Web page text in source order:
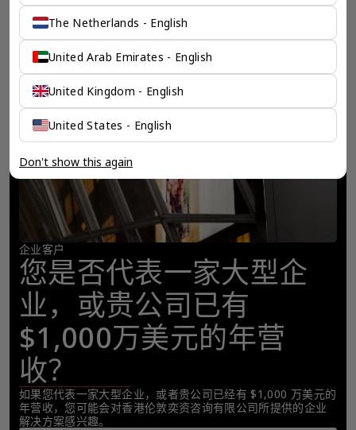
企业客户
您是否代表一家大型企
业，或贵公司已有
$1,000万美元的年营
收？
如果您代表一家大型企业，或者贵公司已经有 $1,000 万美元的
年营收，您可能会对香港伦敦奕资咨询有限公司所提供的企业
解决方案感兴趣。
The Netherlands - English
United Arab Emirates - English
United Kingdom - English
United States - English
Don't show this again